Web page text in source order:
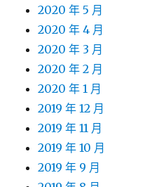
2020 年 5 月
2020 年 4 月
2020 年 3 月
2020 年 2 月
2020 年 1 月
2019 年 12 月
2019 年 11 月
2019 年 10 月
2019 年 9 月